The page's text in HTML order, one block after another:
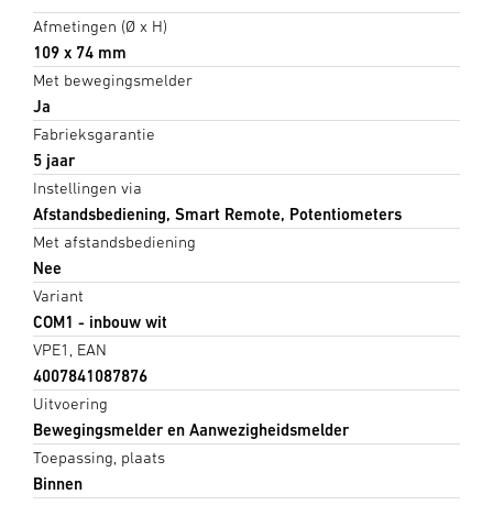
Afmetingen (Ø x H)
109 x 74 mm
Met bewegingsmelder
Ja
Fabrieksgarantie
5 jaar
Instellingen via
Afstandsbediening, Smart Remote, Potentiometers
Met afstandsbediening
Nee
Variant
COM1 - inbouw wit
VPE1, EAN
4007841087876
Uitvoering
Bewegingsmelder en Aanwezigheidsmelder
Toepassing, plaats
Binnen